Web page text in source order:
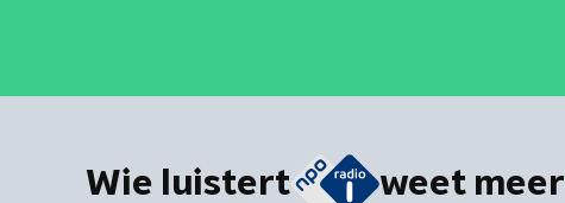
Wie luistert weet meer